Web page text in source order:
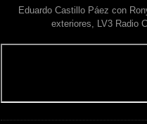
Eduardo Castillo Páez con
exteriores, LV3 Radio